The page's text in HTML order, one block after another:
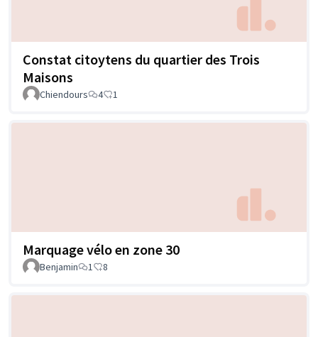
Constat citoytens du quartier des Trois
Maisons
Chiendours 4 1
Marquage vélo en zone 30
Benjamin 1 8